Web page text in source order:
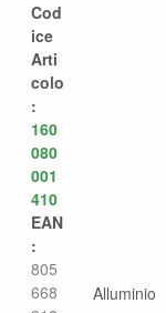
Cod
ice
Arti
colo
:
160
080
001
410
EAN
:
805
668
Alluminio